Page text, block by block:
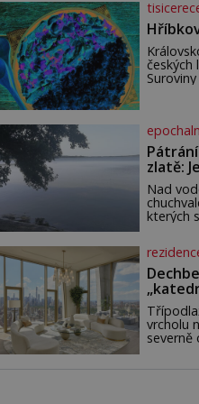
a léčení.
do
změny a
energii.
Je
českých
Suroviny 400 g houby 1
bobkový
nového
zlatě:
jezera?
Nad
kterých
velmi
Dobře
druhé:
tato
vrcholu
severně